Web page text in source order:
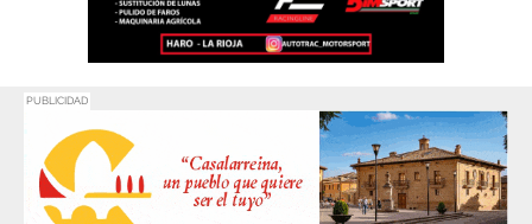
PUBLICIDAD